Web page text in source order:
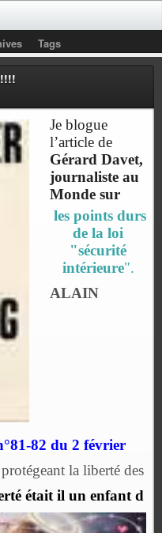
Tags
Je blogue
l’article de
Gérard Davet,
journaliste au
Monde sur
les points durs
de la loi
"sécurité
intérieure".
ALAIN
82 du 2 février
la liberté des
était il un enfant d